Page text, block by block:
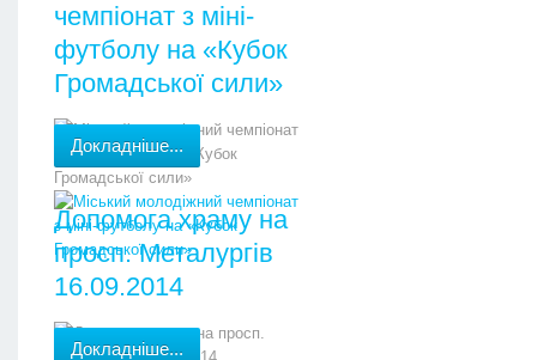
чемпіонат з міні-
футболу на «Кубок
Громадської сили»
Докладніше...
Допомога храму на
просп. Металургів
16.09.2014
Докладніше...